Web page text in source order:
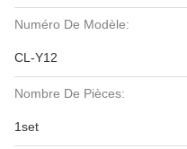
Numéro De Modèle:
CL-Y12
Nombre De Pièces:
1set